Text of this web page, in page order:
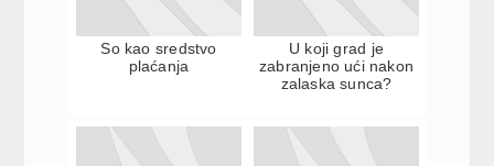
So kao sredstvo
plaćanja
U koji grad je
zabranjeno ući nakon
zalaska sunca?